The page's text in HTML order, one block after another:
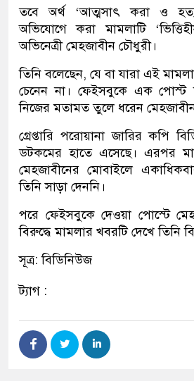
তবে অর্থ ‘আত্মসাৎ করা ও
অভিযোগে করা মামলাটি
অভিনেত্রী মেহজাবীন চৌধুরী।
তিনি বলেছেন, যে বা যারা এই
চেনেন না। ফেইসবুকে এক পোস্ট
নিজের মতামত তুলে ধরেন
গ্রেপ্তারি পরোয়ানা জারির কপি
ডটকমের হাতে এসেছে। এরপর
মেহজাবীনের মোবাইলে
তিনি সাড়া দেননি।
পরে ফেইসবুকে দেওয়া পোস্টে
বিরুদ্ধে মামলার খবরটি দেখে তিনি
সূত্র: বিডিনিউজ
ট্যাগ :